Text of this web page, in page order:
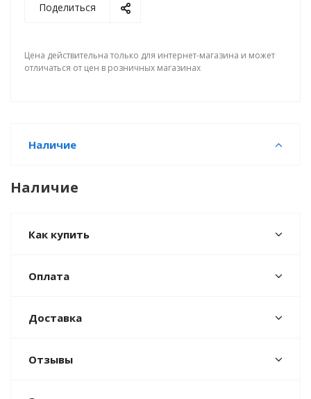
Поделиться
Цена действительна только для интернет-магазина и может
отличаться от цен в розничных магазинах
Наличие
Наличие
Как купить
Оплата
Доставка
Отзывы